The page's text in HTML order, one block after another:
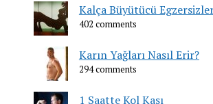
Kalça Büyütücü
402 comments
Karın Yağları Nasıl Erir?
294 comments
1 Saatte Kol Kası